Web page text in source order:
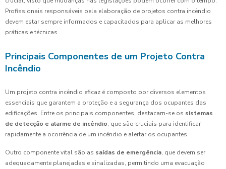
Profissionais responsáveis pela elaboração de projetos contra incêndio
devem estar sempre informados e capacitados para aplicar as melhores
práticas e técnicas.
Principais Componentes de um Projeto Contra
Incêndio
Um projeto contra incêndio eficaz é composto por diversos elementos
essenciais que garantem a proteção e a segurança dos ocupantes das
edificações. Entre os principais componentes, destacam-se os sistemas
de detecção e alarme de incêndio, que são cruciais para identificar
rapidamente a ocorrência de um incêndio e alertar os ocupantes.
Outro componente vital são as saídas de emergência, que devem ser
adequadamente planejadas e sinalizadas, permitindo uma evacuação